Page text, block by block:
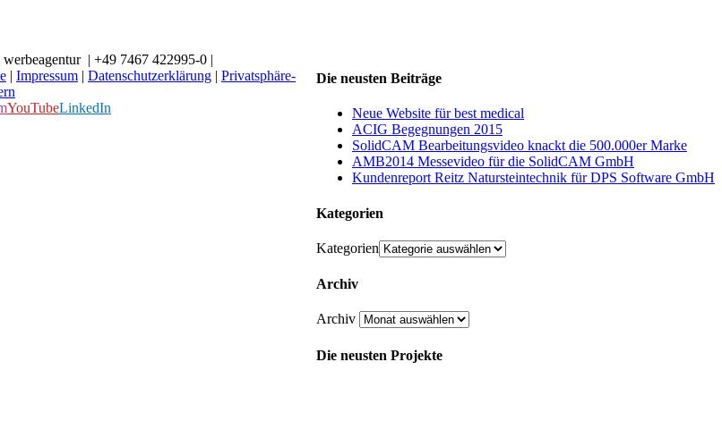
Die neusten Beiträge
Neue Website für best medical
ACIG Begegnungen 2015
SolidCAM Bearbeitungsvideo knackt die 500.000er Marke
AMB2014 Messevideo für die SolidCAM GmbH
Kundenreport Reitz Natursteintechnik für DPS Software GmbH
Kategorien
Kategorien
Archiv
Archiv
Die neusten Projekte
werbeagentur | +49 7467 422995-0 |
| Impressum | Datenschutzerklärung | Privatsphäre-
YouTubeLinkedIn